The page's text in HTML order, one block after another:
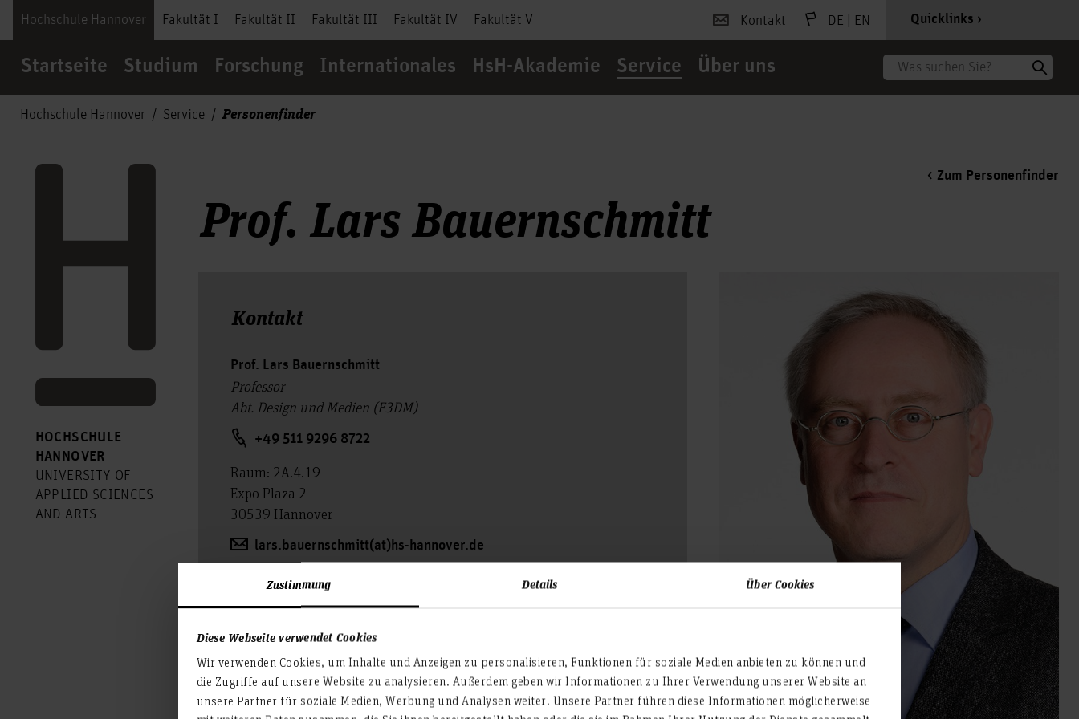
Zustimmung Details Über Cookies
Diese Webseite verwendet Cookies
Wir verwenden Cookies, um Inhalte und Anzeigen zu personalisieren, Funktionen für soziale Medien anbieten zu können und
die Zugriffe auf unsere Website zu analysieren. Außerdem geben wir Informationen zu Ihrer Verwendung unserer Website an
unsere Partner für soziale Medien, Werbung und Analysen weiter. Unsere Partner führen diese Informationen möglicherweise
Hochschule Hannover Fakultät I Fakultät II Fakultät III Fakultät IV Fakultät V Kontakt DE | EN Quicklinks
Startseite Studium Forschung Internationales HsH-Akademie Service Über uns Suche
Hochschule Hannover Service Personenfinder
HOCHSCHULE
HANNOVER
UNIVERSITY OF
APPLIED SCIENCES
AND ARTS
Zum Personenfinder
Prof. Lars Bauernschmitt
Kontakt
Prof. Lars Bauernschmitt
Professor
Abt. Design und Medien (F3DM)
+49 511 9296 8722
Raum: 2A.4.19
Expo Plaza 2
30539 Hannover
lars.bauernschmitt(at)hs-hannover.de